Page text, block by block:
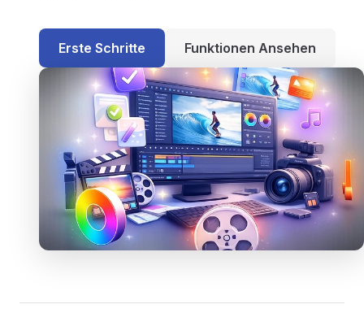
Erste Schritte Funktionen Ansehen